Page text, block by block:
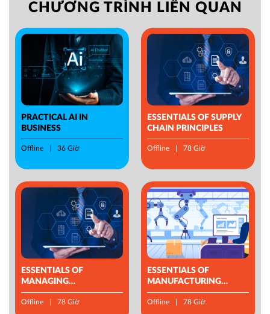
CHƯƠNG TRÌNH LIÊN QUAN
PRACTICAL AI IN
BUSINESS
Offline 36 Giờ
ESSENTIALS OF SUPPLY
CHAIN PRINCIPLES
Offline 78 Giờ
ESSENTIALS OF
MANAGING
OPERATIONS
Offline 78 Giờ
ESSENTIALS OF
MANUFACTURING
MANAGEMENT
Offline 78 Giờ